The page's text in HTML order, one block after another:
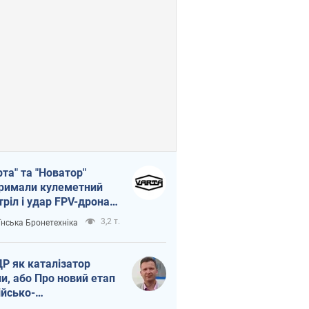
та "Новатор"
кулеметний
і удар FPV-дрона,
життя
ЗСУ
Бронетехніка 3,2 т.
як каталізатор
або Про новий етап